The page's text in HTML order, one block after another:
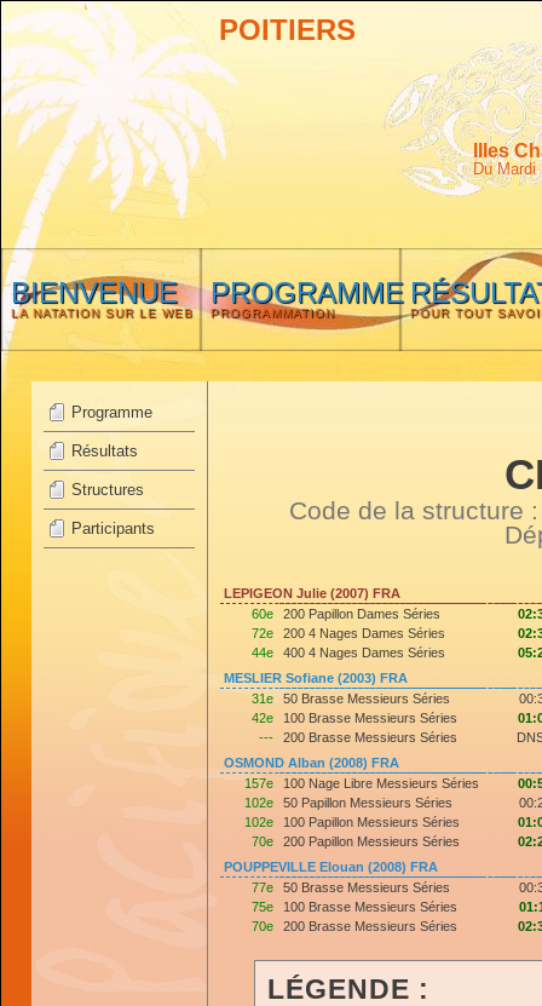
POITIERS
IIIes
Du Mardi
BIENVENUE
LA NATATION SUR LE WEB
PROGRAMME
PROGRAMMATION POUR TOUT
Programme
Résultats
Structures
Participants
Code de la structure
LEPIGEON Julie (2007) FRA
60e
200 Papillon Dames Séries
72e
200 4 Nages Dames Séries
44e
400 4 Nages Dames Séries
MESLIER Sofiane (2003) FRA
31e
50 Brasse Messieurs Séries
42e
100 Brasse Messieurs Séries
---
200 Brasse Messieurs Séries
OSMOND Alban (2008) FRA
157e
100 Nage Libre Messieurs Séries
102e
50 Papillon Messieurs Séries
102e
100 Papillon Messieurs Séries
70e
200 Papillon Messieurs Séries
POUPPEVILLE Elouan (2008) FRA
77e
50 Brasse Messieurs Séries
75e
100 Brasse Messieurs Séries
70e
200 Brasse Messieurs Séries
LÉGENDE :